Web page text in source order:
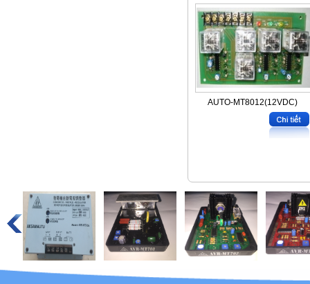
AUTO-MT8012(12VDC)